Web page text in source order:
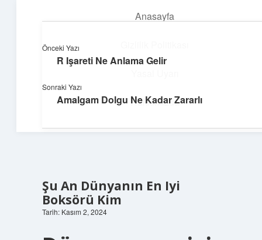
Anasayfa
Hakkımızda
Şu An Dünyanın En Iyi
Boksörü Kim
Tarih: Kasım 2, 2024
Önceki Yazı
R Işareti Ne Anlama Gelir
Sonraki Yazı
Amalgam Dolgu Ne Kadar Zararlı